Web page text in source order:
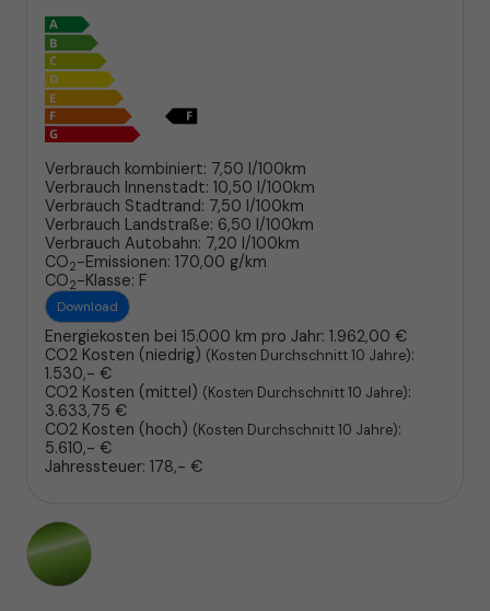
Verbrauch kombiniert: 7,50 l/100km
Verbrauch Innenstadt: 10,50 l/100km
Verbrauch Stadtrand: 7,50 l/100km
Verbrauch Landstraße: 6,50 l/100km
Verbrauch Autobahn: 7,20 l/100km
CO2-Emissionen: 170,00 g/km
CO2-Klasse: F
Download
Energiekosten bei 15.000 km pro Jahr: 1.962,00 €
CO2 Kosten (niedrig) (Kosten Durchschnitt 10 Jahre):
1.530,- €
CO2 Kosten (mittel) (Kosten Durchschnitt 10 Jahre):
3.633,75 €
CO2 Kosten (hoch) (Kosten Durchschnitt 10 Jahre):
5.610,- €
Jahressteuer: 178,- €